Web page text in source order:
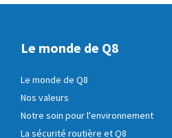
Le monde de Q8
Le monde de Q8
Nos valeurs
Notre soin pour l'environnement
La sécurité routière et Q8